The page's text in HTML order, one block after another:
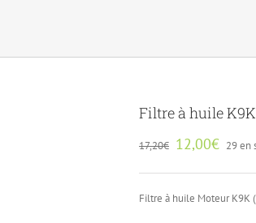
Filtre à huile K9K
17,20€ 12,00€ 29 en
Filtre à huile Moteur K9K